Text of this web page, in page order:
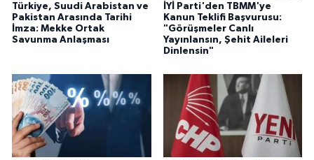
Türkiye, Suudi Arabistan ve
Pakistan Arasında Tarihi
İmza: Mekke Ortak
Savunma Anlaşması
İYİ Parti'den TBMM'ye
Kanun Teklifi Başvurusu:
"Görüşmeler Canlı
Yayınlansın, Şehit Aileleri
Dinlensin"